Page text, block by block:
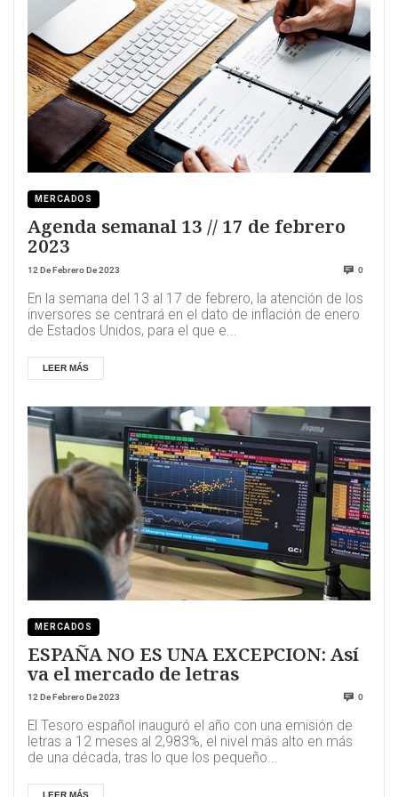
MERCADOS
Agenda semanal 13 // 17 de febrero
2023
12 De Febrero De 2023 0
En la semana del 13 al 17 de febrero, la atención de los
inversores se centrará en el dato de inflación de enero
de Estados Unidos, para el que e...
LEER MÁS
MERCADOS
ESPAÑA NO ES UNA EXCEPCION: Así
va el mercado de letras
12 De Febrero De 2023 0
El Tesoro español inauguró el año con una emisión de
letras a 12 meses al 2,983%, el nivel más alto en más
de una década, tras lo que los pequeño...